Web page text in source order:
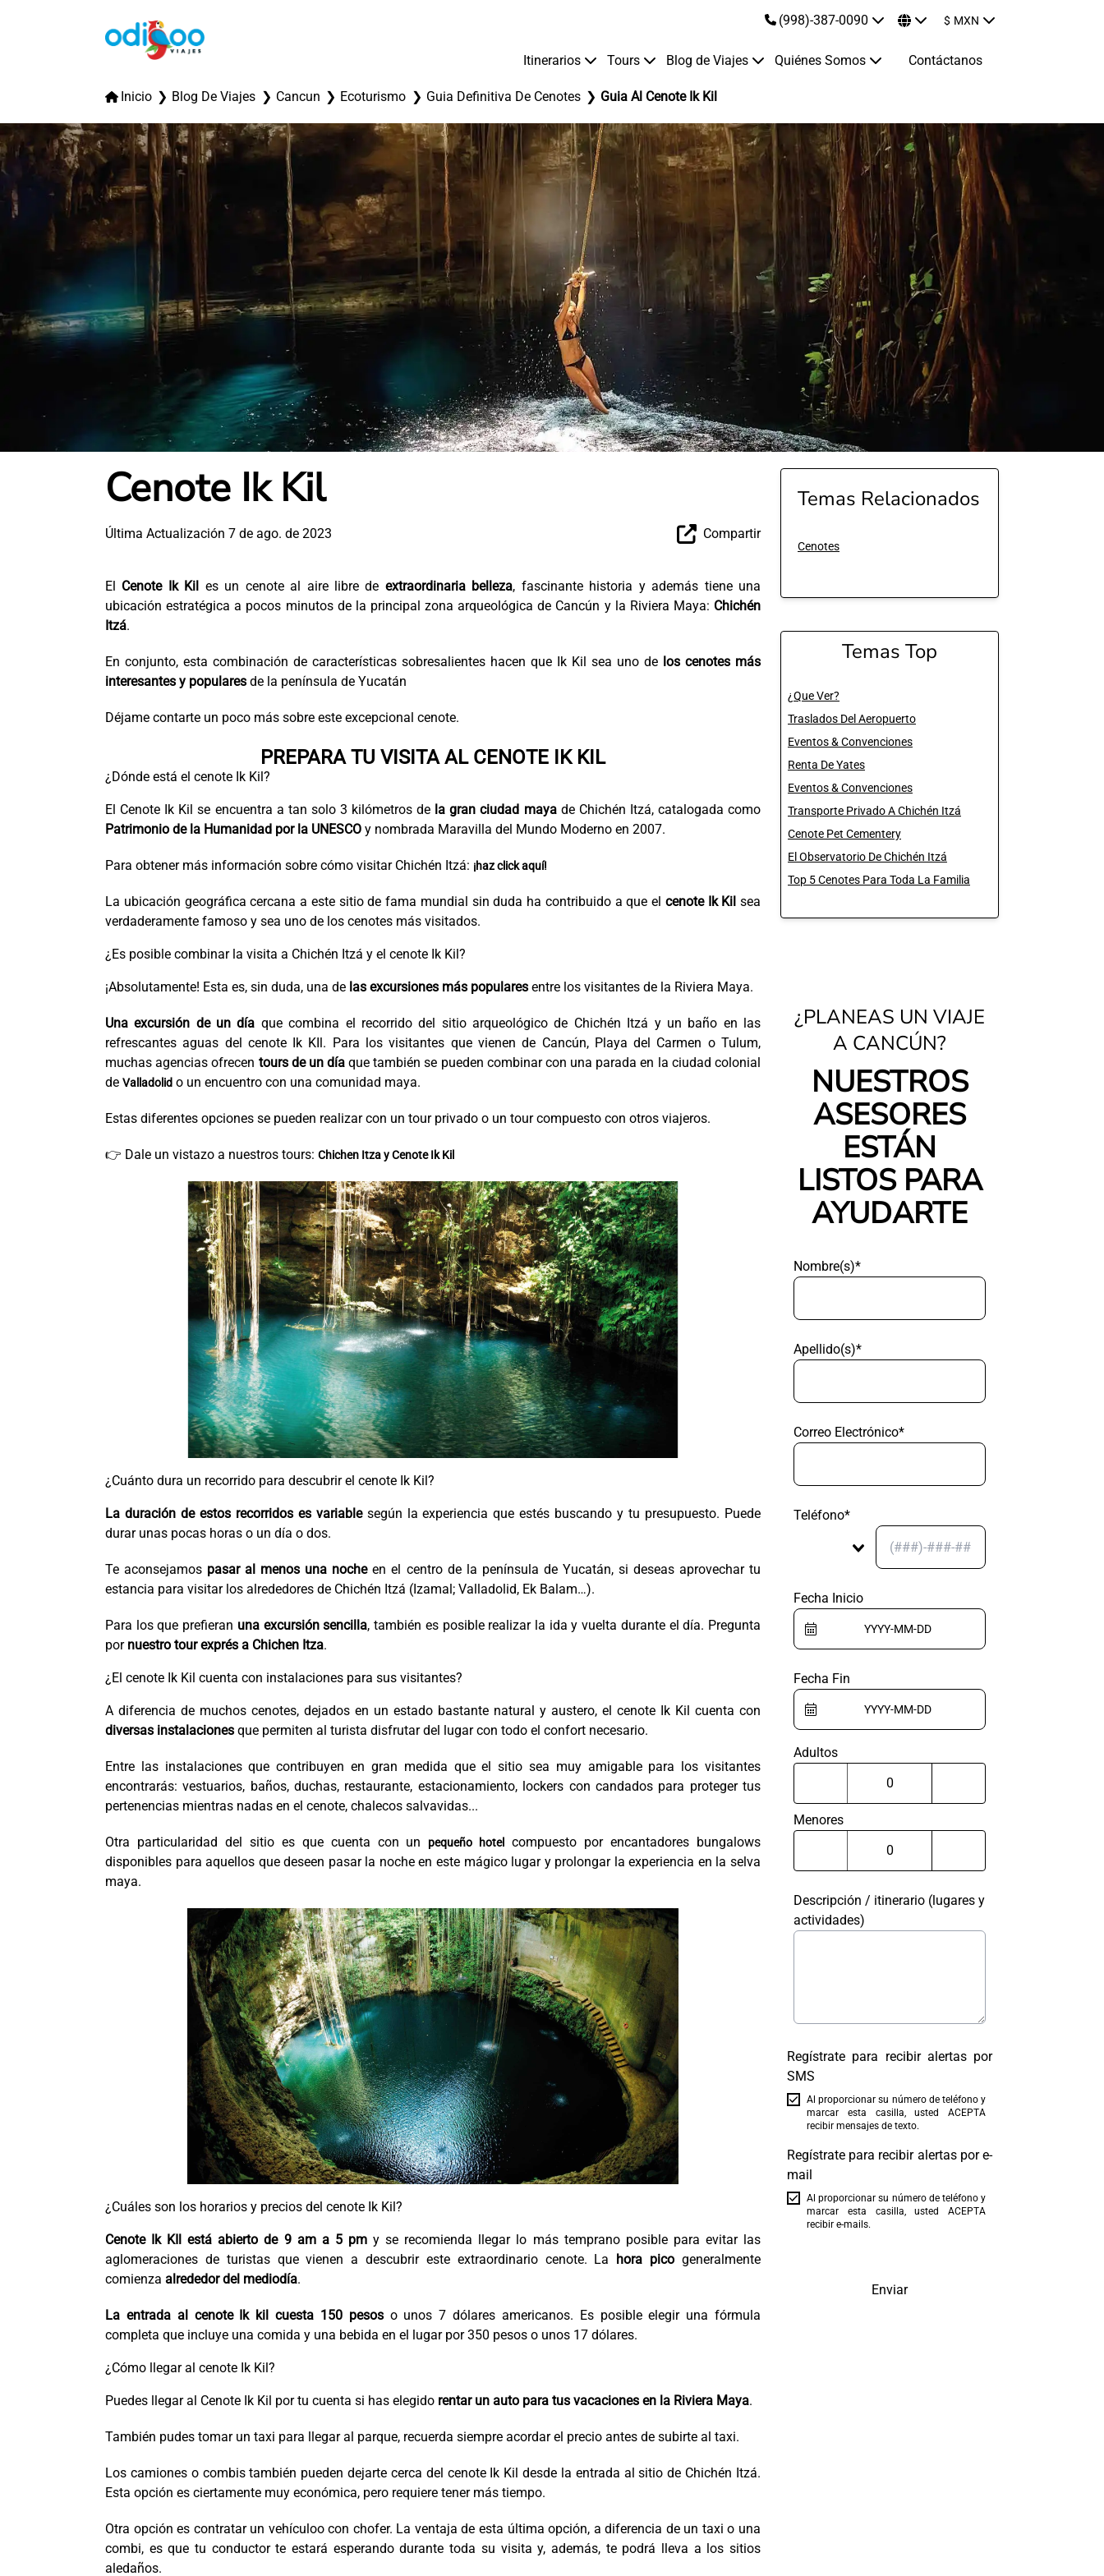
(998)-387-0090 $ MXN
Itinerarios Tours Blog de Viajes Quiénes Somos Contáctanos
Inicio Blog De Viajes Cancun Ecoturismo Guia Definitiva De Cenotes Guia Al Cenote Ik Kil
Cenote Ik Kil
Última Actualización 7 de ago. de 2023 Compartir
El Cenote Ik Kil es un cenote al aire libre de extraordinaria belleza, fascinante historia y además tiene una
ubicación estratégica a pocos minutos de la principal zona arqueológica de Cancún y la Riviera Maya: Chichén
Itzá.
En conjunto, esta combinación de características sobresalientes hacen que Ik Kil sea uno de los cenotes más
interesantes y populares de la península de Yucatán
Déjame contarte un poco más sobre este excepcional cenote.
PREPARA TU VISITA AL CENOTE IK KIL
¿Dónde está el cenote Ik Kil?
El Cenote Ik Kil se encuentra a tan solo 3 kilómetros de la gran ciudad mayade Chichén Itzá, catalogada como
Patrimonio de la Humanidad por la UNESCO y nombrada Maravilla del Mundo Moderno en 2007.
Para obtener más información sobre cómo visitar Chichén Itzá: ¡haz click aquí!
La ubicación geográfica cercana a este sitio de fama mundial sin duda ha contribuido a que el cenote Ik Kil sea
verdaderamente famoso y sea uno de los cenotes más visitados.
¿Es posible combinar la visita a Chichén Itzá y el cenote Ik Kil?
¡Absolutamente! Esta es, sin duda, una de las excursiones más populares entre los visitantes de la Riviera Maya.
Una excursión de un día que combina el recorrido del sitio arqueológico de Chichén Itzá y un baño en las
refrescantes aguas del cenote Ik KIl. Para los visitantes que vienen de Cancún, Playa del Carmen o Tulum,
muchas agencias ofrecen tours de un día que también se pueden combinar con una parada en la ciudad colonial
de Valladolid o un encuentro con una comunidad maya.
Estas diferentes opciones se pueden realizar con un tour privado o un tour compuesto con otros viajeros.
👉 Dale un vistazo a nuestros tours: Chichen Itza y Cenote Ik Kil
¿Cuánto dura un recorrido para descubrir el cenote Ik Kil?
La duración de estos recorridos es variablesegún la experiencia que estés buscando y tu presupuesto. Puede
durar unas pocas horas o un día o dos.
Te aconsejamos pasar al menos una nocheen el centro de la península de Yucatán, si deseas aprovechar tu
estancia para visitar los alrededores de Chichén Itzá (Izamal; Valladolid, Ek Balam…).
Para los que prefieran una excursión sencilla, también es posible realizar la ida y vuelta durante el día. Pregunta
por nuestro tour exprés a Chichen Itza.
¿El cenote Ik Kil cuenta con instalaciones para sus visitantes?
A diferencia de muchos cenotes, dejados en un estado bastante natural y austero, el cenote Ik Kil cuenta con
diversas instalaciones que permiten al turista disfrutar del lugar con todo el confort necesario.
Entre las instalaciones que contribuyen en gran medida que el sitio sea muy amigable para los visitantes
encontrarás: vestuarios, baños, duchas, restaurante, estacionamiento, lockers con candados para proteger tus
pertenencias mientras nadas en el cenote, chalecos salvavidas...
Otra particularidad del sitio es que cuenta con un pequeño hotel
compuesto por encantadores bungalows
disponibles para aquellos que deseen pasar la noche en este mágico lugar y prolongar la experiencia en la selva
maya.
¿Cuáles son los horarios y precios del cenote Ik Kil?
Cenote Ik KIl está abierto de 9 am a 5 pmy se recomienda llegar lo más temprano posible para evitar las
aglomeraciones de turistas que vienen a descubrir este extraordinario cenote. La hora pico generalmente
comienza alrededor del mediodía.
La entrada al cenote Ik kil cuesta 150 pesoso unos 7 dólares americanos. Es posible elegir una fórmula
completa que incluye una comida y una bebida en el lugar por 350 pesos o unos 17 dólares.
¿Cómo llegar al cenote Ik Kil?
Puedes llegar al Cenote Ik Kil por tu cuenta si has elegido rentar un auto para tus vacaciones en la Riviera Maya.
También pudes tomar un taxi para llegar al parque, recuerda siempre acordar el precio antes de subirte al taxi.
Los camiones o combis también pueden dejarte cerca del cenote Ik Kil desde la entrada al sitio de Chichén Itzá.
Esta opción es ciertamente muy económica, pero requiere tener más tiempo.
Otra opción es contratar un vehículoo con chofer. La ventaja de esta última opción, a diferencia de un taxi o una
combi, es que tu conductor te estará esperando durante toda su visita y, además, te podrá lleva a los sitios
aledaños.
Temas Relacionados
Cenotes
Temas Top
¿Que Ver?
Traslados Del Aeropuerto
Eventos & Convenciones
Renta De Yates
Eventos & Convenciones
Transporte Privado A Chichén Itzá
Cenote Pet Cementery
El Observatorio De Chichén Itzá
Top 5 Cenotes Para Toda La Familia
¿PLANEAS UN VIAJE
A CANCÚN?
NUESTROS
ASESORES
ESTÁN
LISTOS PARA
AYUDARTE
Nombre(s)*
Apellido(s)*
Correo Electrónico*
Teléfono*
Fecha Inicio
Fecha Fin
Adultos
Menores
Descripción / itinerario (lugares y
actividades)
Regístrate para recibir alertas por
SMS
Al proporcionar su número de teléfono y
marcar esta casilla, usted ACEPTA
recibir mensajes de texto.
Regístrate para recibir alertas por e-
mail
Al proporcionar su número de teléfono y
marcar esta casilla, usted ACEPTA
recibir e-mails.
Enviar